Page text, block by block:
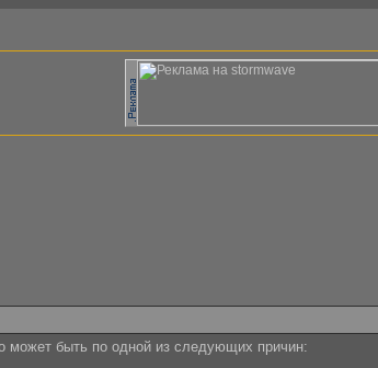
может быть по одной из следующих причин: